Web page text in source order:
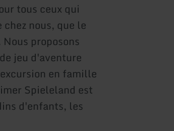
tous ceux qui
nous, que le
proposons
jeu d'aventure
en famille
Spieleland est
d'enfants, les